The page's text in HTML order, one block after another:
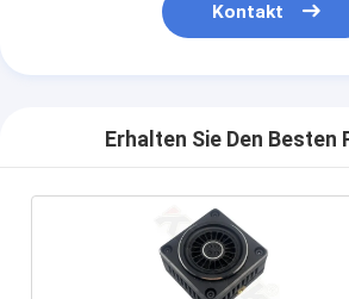
Kontakt
Erhalten Sie Den Besten